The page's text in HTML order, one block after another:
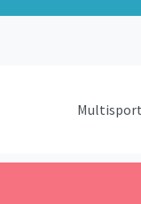
Multisport